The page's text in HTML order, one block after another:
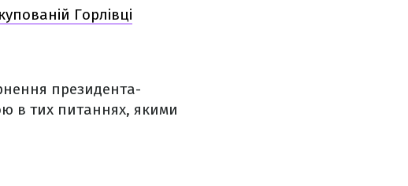
Горлівці
президента-
в тих питаннях, якими